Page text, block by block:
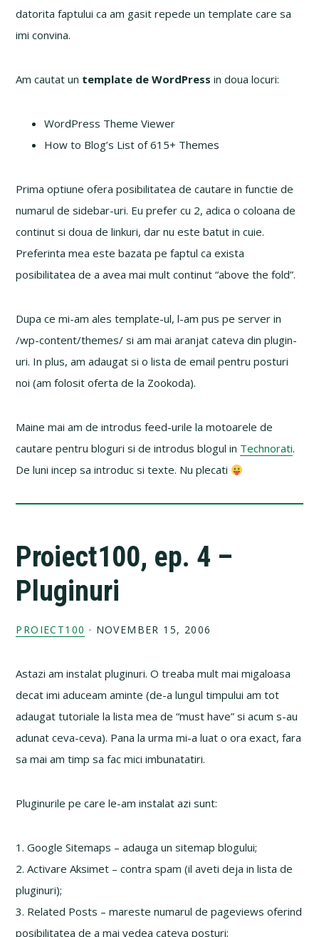
datorita faptului ca am gasit repede un template care sa
imi convina.
Am cautat un template de WordPress in doua locuri:
WordPress Theme Viewer
How to Blog’s List of 615+ Themes
Prima optiune ofera posibilitatea de cautare in functie de
numarul de sidebar-uri. Eu prefer cu 2, adica o coloana de
continut si doua de linkuri, dar nu este batut in cuie.
Preferinta mea este bazata pe faptul ca exista
posibilitatea de a avea mai mult continut “above the fold”.
Dupa ce mi-am ales template-ul, l-am pus pe server in
/wp-content/themes/ si am mai aranjat cateva din plugin-
uri. In plus, am adaugat si o lista de email pentru posturi
noi (am folosit oferta de la Zookoda).
Maine mai am de introdus feed-urile la motoarele de
cautare pentru bloguri si de introdus blogul in Technorati.
De luni incep sa introduc si texte. Nu plecati
Proiect100, ep. 4 –
Pluginuri
PROIECT100 · NOVEMBER 15, 2006
Astazi am instalat pluginuri. O treaba mult mai migaloasa
decat imi aduceam aminte (de-a lungul timpului am tot
adaugat tutoriale la lista mea de “must have” si acum s-au
adunat ceva-ceva). Pana la urma mi-a luat o ora exact, fara
sa mai am timp sa fac mici imbunatatiri.
Pluginurile pe care le-am instalat azi sunt:
1. Google Sitemaps – adauga un sitemap blogului;
2. Activare Aksimet – contra spam (il aveti deja in lista de
pluginuri);
3. Related Posts – mareste numarul de pageviews oferind
posibilitatea de a mai vedea cateva posturi;